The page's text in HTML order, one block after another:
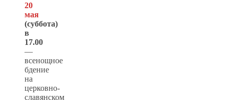
20
мая
(суббота)
в
17.00
—
всенощное
бдение
на
церковно-
славянском